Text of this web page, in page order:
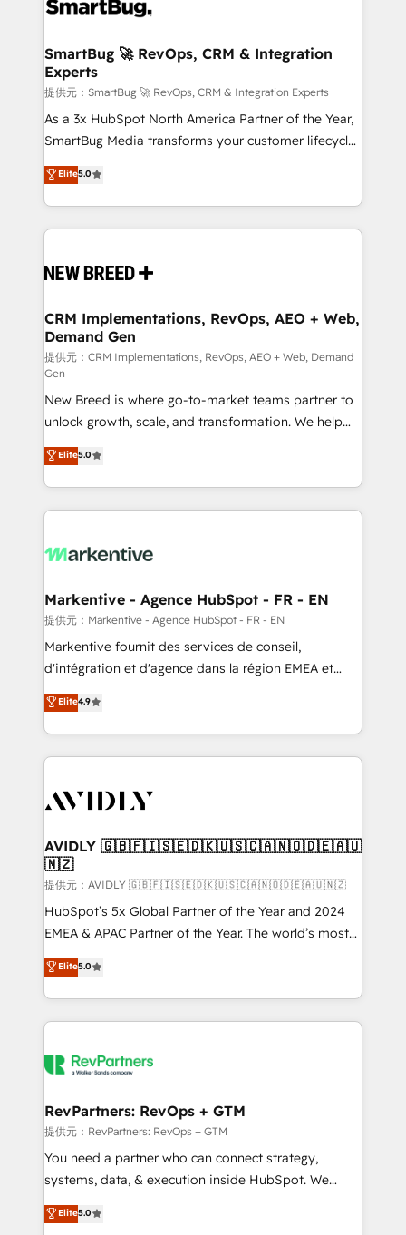
HubSpot, switching to it, or reviving a stale portal?
We are built for the work.
ィブ・エージェンシーです。事業部・グループ会社・部
を、CRMを軸とした全社共通基盤に再構築します。意
思決定者・PMO・現場担当者に並走します。 1️⃣
HubSpot導入・活用支援 顧客データの一元化から、
GTMの見える化・自動化まで。全Hub統合運用、デー
タ品質設計、グループ横断のCRM統合に対応します。
の一部をAIが自律実行する組織への移行を設計・実装。
Breeze・Claude等をHubSpotと連携させ、役割定義・
革を、構想から実装・定着までPMOとして主導。「設
の統合・浸透・変革管理を実行します。 ▸ CMS戦略設
計・構築：リード獲得・CVR・SEOを前提にした情報設
計・導線設計・テンプレート設計をContent Hubで一体
提供。 ▸ 既存CRM・MAからの移行支援：Salesforce・
Marketo・Pardot等からの移行、カスタム設計、履歴
データ移行と活用設計まで。 ▸ AEO対応：ChatGPT・
ンツとサイト構造を最適化。 🏆 なぜ100incを選ぶの
か？ ✓ HubSpot Eliteパートナー認定 ✓ HubSpotアワ
ード受賞・HUGリーダー ✓ ISO27001:2022 /
HubSpot大百科 出版 CRM・AI活用に関するご相談、現
せください。
SmartBug 🚀 RevOps, CRM & Integration
Experts
提供元：SmartBug 🚀 RevOps, CRM & Integration Experts
As a 3x HubSpot North America Partner of the Year,
SmartBug Media transforms your customer lifecycle
into a revenue engine. Our unified ecosystem
includes specialized divisions Globalia (AI &
Software) and Point Success Media (Paid Media),
making this the official home for all three brands. 🔄
and system integrations powered by Globalia’s
trainers to drive platform adoption. 📈 Revenue
Generation - Full-funnel marketing and high-
performance advertising via Point Success Media. -
Expert deployment of Breeze AI and custom agents
to automate growth. 🏆 Elite Excellence - 8 platform
accreditations and deep HIPAA-compliance
expertise. - A team of 250+ experts dedicated to
your resilient growth.
Elite5.0
CRM Implementations, RevOps, AEO + Web,
Demand Gen
提供元：CRM Implementations, RevOps, AEO + Web, Demand
Gen
New Breed is where go-to-market teams partner to
unlock growth, scale, and transformation. We help
companies activate HubSpot’s AI-powered
customer platform and operationalize HubSpot’s
Loop Marketing framework through expert-led
services, smart agents, and purpose-built apps,
results, fast. ⚙️CRM & RevOps: Align all Hubs to your
🎯Demand Gen & ABM: Drive pipeline with inbound,
ABM, AEO, SEO, & paid media. 👩‍💻Web Design:
Build high-performing websites with UX, messaging,
& conversion strategy that drive results. 🤖AI
AI, & maximize AEO with tailored AI services. 🧩
Integrations: Extend HubSpot with custom
Elite5.0
Markentive - Agence HubSpot - FR - EN
提供元：Markentive - Agence HubSpot - FR - EN
Markentive fournit des services de conseil,
d'intégration et d'agence dans la région EMEA et
North America. Avec plus de 115 experts en
marketing automation, Growth, Revops, CRM et
webdesign. Markentive is both a consulting firm, a
digital agency and an integrator. With over 115
CRM and webdesign (We focus on EMEA - USA
Elite4.9
AVIDLY 🇬🇧🇫🇮🇸🇪🇩🇰🇺🇸🇨🇦🇳🇴🇩🇪🇦🇺
🇳🇿
提供元：AVIDLY 🇬🇧🇫🇮🇸🇪🇩🇰🇺🇸🇨🇦🇳🇴🇩🇪🇦🇺🇳🇿
HubSpot’s 5x Global Partner of the Year and 2024
EMEA & APAC Partner of the Year. The world’s most
experienced and fully accredited HubSpot Solutions
Partner. 🚀 With 2,750+ HubSpot projects delivered
and 370+ specialists across EMEA, APAC and NAM,
we de-risk complex CRM programmes and
multi-region migrations to AI-powered automation,
scale. 🏆 HubSpot’s CEO called us “the partner of the
future.” Others agree it is proof of trust built through
measurable impact.
Elite5.0
RevPartners: RevOps + GTM
提供元：RevPartners: RevOps + GTM
You need a partner who can connect strategy,
systems, data, & execution inside HubSpot. We
bridge the gap where most agencies fall short by
combining GTM strategy with technical execution to
Elite5.0